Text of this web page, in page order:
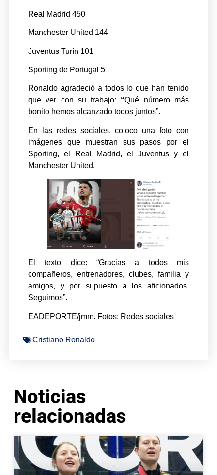
Real Madrid 450
Manchester United 144
Juventus Turín 101
Sporting de Portugal 5
Ronaldo agradeció a todos lo que han tenido
que ver con su trabajo: “Qué número más
bonito hemos alcanzado todos juntos”.
En las redes sociales, coloco una foto con
imágenes que muestran sus pasos por el
Sporting, el Real Madrid, el Juventus y el
Manchester United.
El texto dice: “Gracias a todos mis
compañeros, entrenadores, clubes, familia y
amigos, y por supuesto a los aficionados.
Seguimos”.
EADEPORTE/jmm. Fotos: Redes sociales
Cristiano Ronaldo
Noticias
relacionadas